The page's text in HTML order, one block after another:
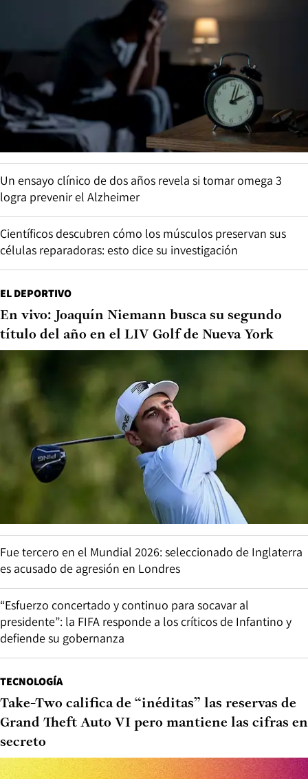
Un ensayo clínico de dos años revela si tomar omega 3
logra prevenir el Alzheimer
Científicos descubren cómo los músculos preservan sus
células reparadoras: esto dice su investigación
EL DEPORTIVO
En vivo: Joaquín Niemann busca su segundo
título del año en el LIV Golf de Nueva York
Fue tercero en el Mundial 2026: seleccionado de Inglaterra
es acusado de agresión en Londres
“Esfuerzo concertado y continuo para socavar al
presidente”: la FIFA responde a los críticos de Infantino y
defiende su gobernanza
TECNOLOGÍA
Take-Two califica de “inéditas” las reservas de
Grand Theft Auto VI pero mantiene las cifras en
secreto